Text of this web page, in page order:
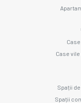
Case
Spații
Spații